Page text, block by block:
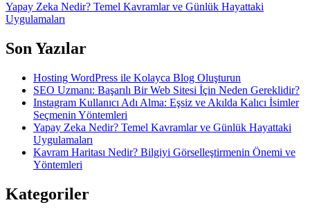
Yapay Zeka Nedir? Temel Kavramlar ve Günlük Hayattaki
Uygulamaları
Son Yazılar
Hosting WordPress ile Kolayca Blog Oluşturun
SEO Uzmanı: Başarılı Bir Web Sitesi İçin Neden Gereklidir?
Instagram Kullanıcı Adı Alma: Eşsiz ve Akılda Kalıcı İsimler
Seçmenin Yöntemleri
Yapay Zeka Nedir? Temel Kavramlar ve Günlük Hayattaki
Uygulamaları
Kavram Haritası Nedir? Bilgiyi Görselleştirmenin Önemi ve
Yöntemleri
Kategoriler